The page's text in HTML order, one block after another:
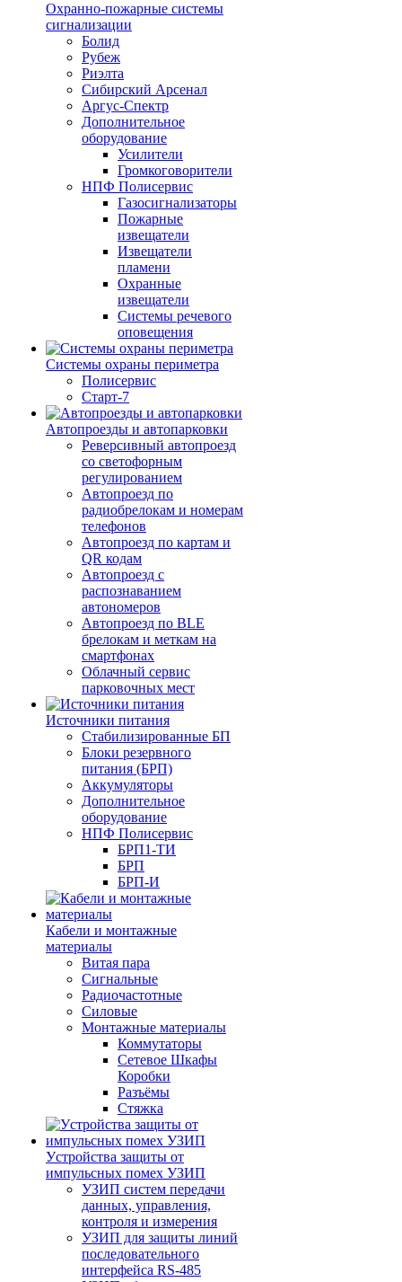
Охранно-пожарные системы
сигнализации
Болид
Рубеж
Риэлта
Сибирский Арсенал
Аргус-Спектр
Дополнительное
оборудование
Усилители
Громкоговорители
НПФ Полисервис
Газосигнализаторы
Пожарные
извещатели
Извещатели
пламени
Охранные
извещатели
Системы речевого
оповещения
Системы охраны периметра
Полисервис
Старт-7
Автопроезды и автопарковки
Реверсивный автопроезд
со светофорным
регулированием
Автопроезд по
радиобрелокам и номерам
телефонов
Автопроезд по картам и
QR кодам
Автопроезд с
распознаванием
автономеров
Автопроезд по BLE
брелокам и меткам на
смартфонах
Облачный сервис
парковочных мест
Источники питания
Стабилизированные БП
Блоки резервного
питания (БРП)
Аккумуляторы
Дополнительное
оборудование
НПФ Полисервис
БРП1-ТИ
БРП
БРП-И
Кабели и монтажные
материалы
Витая пара
Сигнальные
Радиочастотные
Силовые
Монтажные материалы
Коммутаторы
Сетевое Шкафы
Коробки
Разъёмы
Стяжка
Уcтройства защиты от
импульсных помех УЗИП
УЗИП систем передачи
данных, управления,
контроля и измерения
УЗИП для защиты линий
последовательного
интерфейса RS-485